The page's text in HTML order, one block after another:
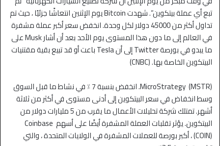
تبع أي عملة بيتكوين”. شهدت Bitcoin يوم الإثنين انتعاشًا جزئيًا ، حيث تم
تداول أكثر من 45000 دولار لكل وحدة. انخفض سعر أكبر عملة مشفرة
في العالم إلى ما دون هذا المستوى يوم الأحد بعد أن أشار Musk على
ما يبدو في بورصة Twitter إلى أن Tesla باعت أو قد تبيع بقية مقتنيات
البيتكوين الخاصة بها. (CNBC)
MicroStrategy (MSTR). انخفض بنسبة 7 ٪ في نشاط ما قبل السوق
وسط انخفاض في سعر البيتكوين إلى أدنى مستوى في أكثر من ثلاثة
أشهر. تمتلك شركة تحليلات الأعمال ما يقرب من 5 مليارات دولار من
البيتكوين. يؤثر تقلبات العملة المشفرة أيضًا على أسهم Coinbase
(COIN) ، أكبر بورصة للعملات المشفرة في الولايات المتحدة ، والتي